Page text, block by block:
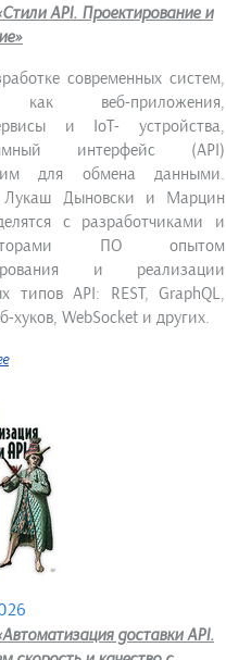
API. Проектирование и
современных систем,
как веб-приложения,
и IoT- устройства,
интерфейс (API)
для обмена данными.
Лукаш Дыновски и Марцин
с разработчиками и
ПО опытом
и реализации
типов API: REST, GraphQL,
хуков, WebSocket и других.
доставки API.